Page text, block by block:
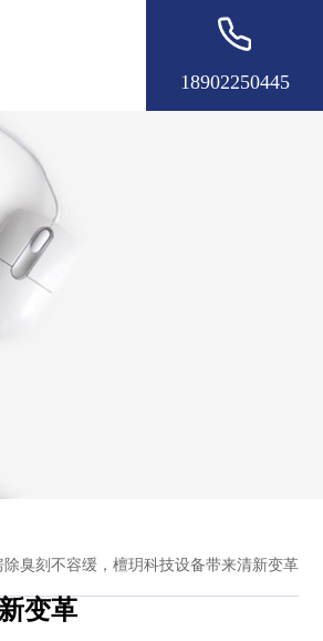
18902250445
除臭刻不容缓，檀玥科技设备带来清新变革
变革